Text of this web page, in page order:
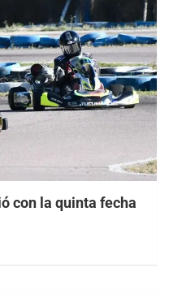
con la quinta fecha